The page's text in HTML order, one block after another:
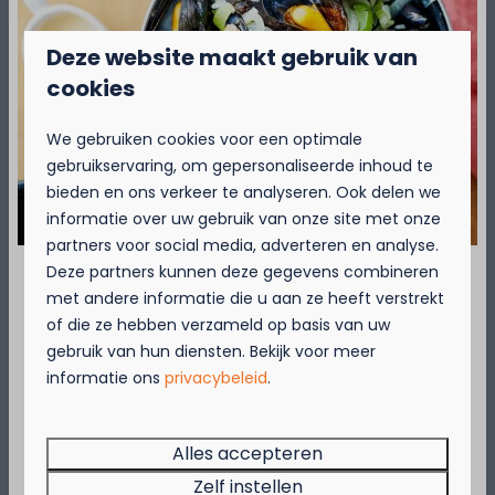
Op het park
Sanitair
Verspreid over het terrein van Kompas
Camping Beach Resorts vind je vijf moderne
Meer
September = Mosselmaand!
Geniet van 2 t.e.m. 28 september van 50%
korting op de mosselprijs voor 2 personen
Deze actie is geldig in de restaurants van
Kompas Beach Resort:
Brasserie VierTorrein Nieuwpoort &
Deze website maakt gebruik van
cookies
We gebruiken cookies voor een optimale
gebruikservaring, om gepersonaliseerde inhoud te
bieden en ons verkeer te analyseren. Ook delen we
informatie over uw gebruik van onze site met onze
partners voor social media, adverteren en analyse.
Deze partners kunnen deze gegevens combineren
met andere informatie die u aan ze heeft verstrekt
of die ze hebben verzameld op basis van uw
gebruik van hun diensten. Bekijk voor meer
informatie onsprivacybeleid.
Alles accepteren
Zelf instellen